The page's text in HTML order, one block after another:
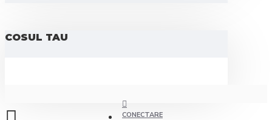
COSUL TAU
CONECTARE